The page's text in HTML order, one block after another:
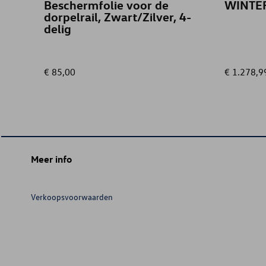
Beschermfolie voor de
dorpelrail, Zwart/Zilver, 4-
delig
€ 85,00 €
Meer info
Verkoopsvoorwaarden